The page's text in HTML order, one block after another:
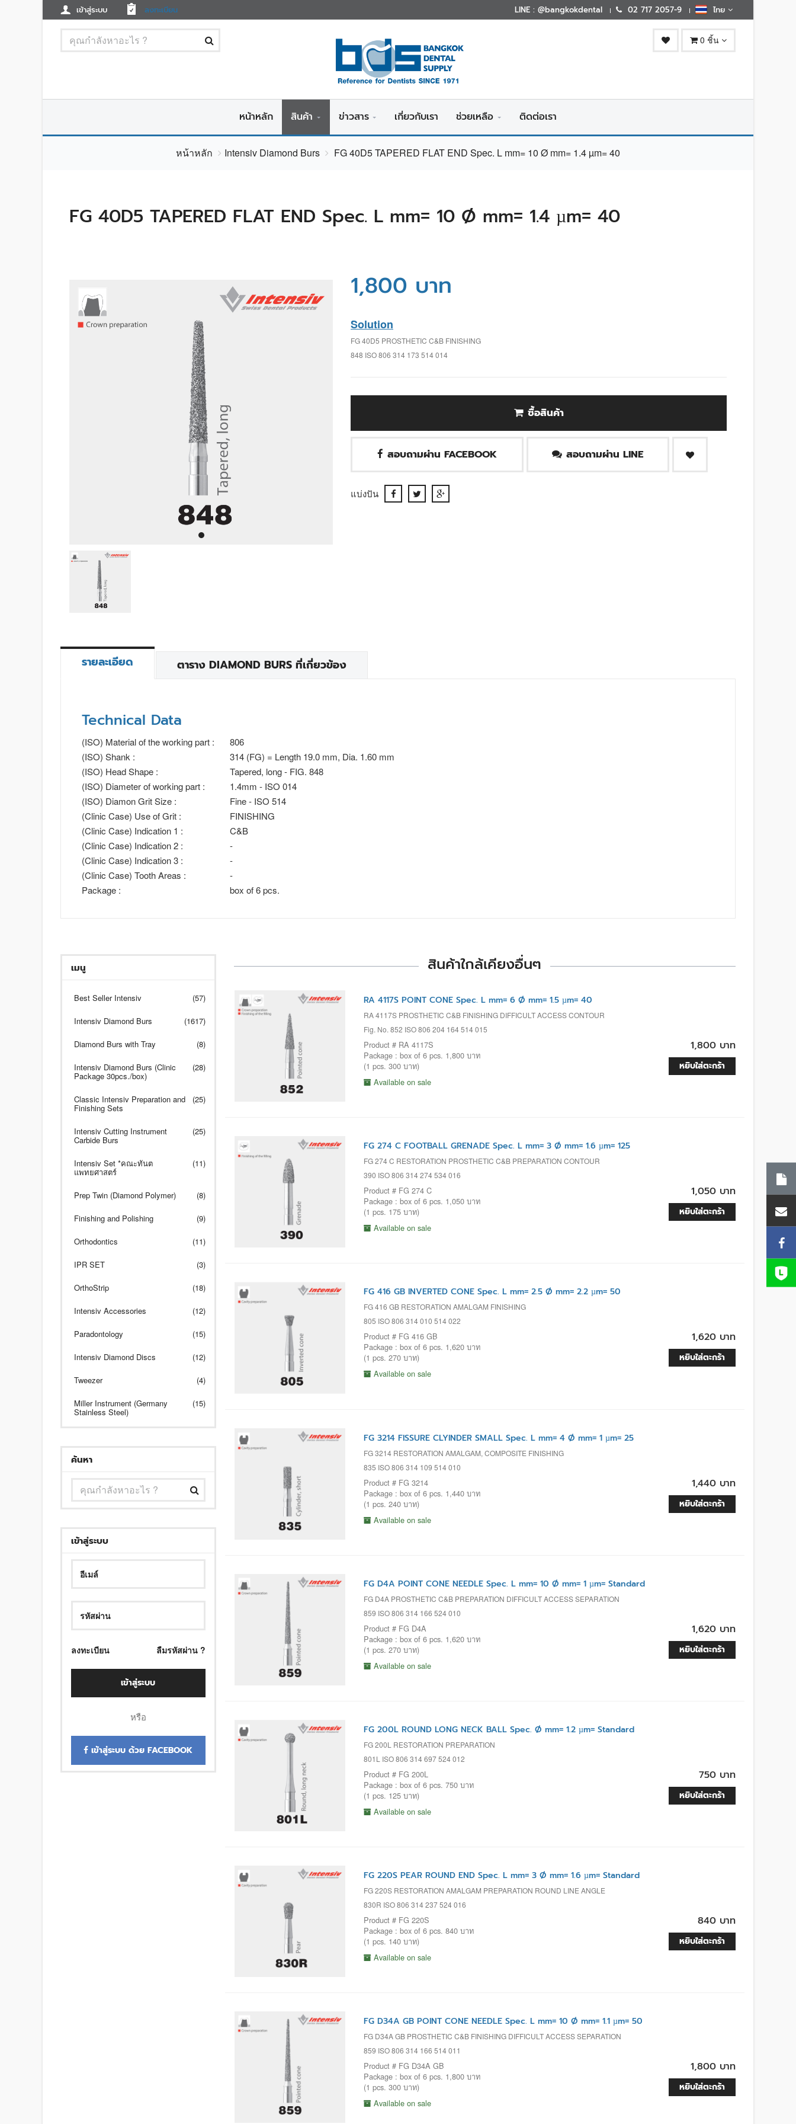
เข้าสู่ระบบ ลงทะเบียน LINE : @bangkokdental 02 717 2057-9 ไทย
0 ชิ้น
หน้าหลัก สินค้า ข่าวสาร เกี่ยวกับเรา ช่วยเหลือ ติดต่อเรา
หน้าหลัก Intensiv Diamond Burs FG 40D5 TAPERED FLAT END Spec. L mm= 10 Ø mm= 1.4 µm= 40
FG 40D5 TAPERED FLAT END Spec. L mm= 10 Ø mm= 1.4 µm= 40
1,800 บาท
Solution
FG 40D5 PROSTHETIC C&B FINISHING
848 ISO 806 314 173 514 014
ซื้อสินค้า
สอบถามผ่าน FACEBOOK สอบถามผ่าน LINE
แบ่งปัน
รายละเอียด ตาราง DIAMOND BURS ที่เกี่ยวข้อง
Technical Data
(ISO) Material of the working part :
806
(ISO) Shank :
314 (FG) = Length 19.0 mm, Dia. 1.60 mm
(ISO) Head Shape :
Tapered, long - FIG. 848
(ISO) Diameter of working part :
1.4mm - ISO 014
(ISO) Diamon Grit Size :
Fine - ISO 514
(Clinic Case) Use of Grit :
FINISHING
(Clinic Case) Indication 1 :
C&B
(Clinic Case) Indication 2 :
-
(Clinic Case) Indication 3 :
-
(Clinic Case) Tooth Areas :
-
Package :
box of 6 pcs.
เมนู
Best Seller Intensiv (57)
Intensiv Diamond Burs (1617)
Diamond Burs with Tray (8)
Intensiv Diamond Burs (Clinic
Package 30pcs./box)
(28)
Classic Intensiv Preparation and
Finishing Sets
(25)
Intensiv Cutting Instrument
Carbide Burs
(25)
Intensiv Set *คณะทันต
แพทยศาสตร์
(11)
Prep Twin (Diamond Polymer) (8)
Finishing and Polishing (9)
Orthodontics (11)
IPR SET (3)
OrthoStrip (18)
Intensiv Accessories (12)
Paradontology (15)
Intensiv Diamond Discs (12)
Tweezer (4)
Miller Instrument (Germany
Stainless Steel)
(15)
ค้นหา
เข้าสู่ระบบ
ลงทะเบียน ลืมรหัสผ่าน ?
เข้าสู่ระบบ
หรือ
เข้าสู่ระบบ ด้วย FACEBOOK
สินค้าใกล้เคียงอื่นๆ
RA 4117S POINT CONE Spec. L mm= 6 Ø mm= 1.5 µm= 40
RA 4117S PROSTHETIC C&B FINISHING DIFFICULT ACCESS CONTOUR
Fig. No. 852 ISO 806 204 164 514 015
Product # RA 4117S
Package : box of 6 pcs. 1,800 บาท
(1 pcs. 300 บาท)
Available on sale
1,800 บาท
หยิบใส่ตะกร้า
FG 274 C FOOTBALL GRENADE Spec. L mm= 3 Ø mm= 1.6 µm= 125
FG 274 C RESTORATION PROSTHETIC C&B PREPARATION CONTOUR
390 ISO 806 314 274 534 016
Product # FG 274 C
Package : box of 6 pcs. 1,050 บาท
(1 pcs. 175 บาท)
Available on sale
1,050 บาท
หยิบใส่ตะกร้า
FG 416 GB INVERTED CONE Spec. L mm= 2.5 Ø mm= 2.2 µm= 50
FG 416 GB RESTORATION AMALGAM FINISHING
805 ISO 806 314 010 514 022
Product # FG 416 GB
Package : box of 6 pcs. 1,620 บาท
(1 pcs. 270 บาท)
Available on sale
1,620 บาท
หยิบใส่ตะกร้า
FG 3214 FISSURE CLYINDER SMALL Spec. L mm= 4 Ø mm= 1 µm= 25
FG 3214 RESTORATION AMALGAM, COMPOSITE FINISHING
835 ISO 806 314 109 514 010
Product # FG 3214
Package : box of 6 pcs. 1,440 บาท
(1 pcs. 240 บาท)
Available on sale
1,440 บาท
หยิบใส่ตะกร้า
FG D4A POINT CONE NEEDLE Spec. L mm= 10 Ø mm= 1 µm= Standard
FG D4A PROSTHETIC C&B PREPARATION DIFFICULT ACCESS SEPARATION
859 ISO 806 314 166 524 010
Product # FG D4A
Package : box of 6 pcs. 1,620 บาท
(1 pcs. 270 บาท)
Available on sale
1,620 บาท
หยิบใส่ตะกร้า
FG 200L ROUND LONG NECK BALL Spec. Ø mm= 1.2 µm= Standard
FG 200L RESTORATION PREPARATION
801L ISO 806 314 697 524 012
Product # FG 200L
Package : box of 6 pcs. 750 บาท
(1 pcs. 125 บาท)
Available on sale
750 บาท
หยิบใส่ตะกร้า
FG 220S PEAR ROUND END Spec. L mm= 3 Ø mm= 1.6 µm= Standard
FG 220S RESTORATION AMALGAM PREPARATION ROUND LINE ANGLE
830R ISO 806 314 237 524 016
Product # FG 220S
Package : box of 6 pcs. 840 บาท
(1 pcs. 140 บาท)
Available on sale
840 บาท
หยิบใส่ตะกร้า
FG D34A GB POINT CONE NEEDLE Spec. L mm= 10 Ø mm= 1.1 µm= 50
FG D34A GB PROSTHETIC C&B FINISHING DIFFICULT ACCESS SEPARATION
859 ISO 806 314 166 514 011
Product # FG D34A GB
Package : box of 6 pcs. 1,800 บาท
(1 pcs. 300 บาท)
Available on sale
1,800 บาท
หยิบใส่ตะกร้า